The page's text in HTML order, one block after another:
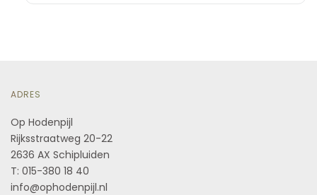
ADRES
Op Hodenpijl
Rijksstraatweg 20-22
2636 AX Schipluiden
T: 015-380 18 40
info@ophodenpijl.nl